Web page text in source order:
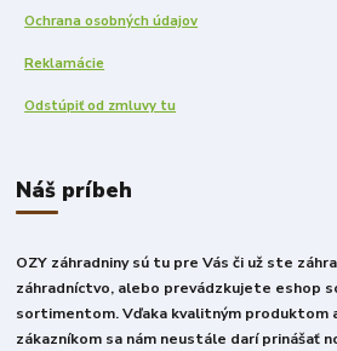
Ochrana osobných údajov
Reklamácie
Odstúpiť od zmluvy tu
Náš príbeh
OZY záhradniny sú tu pre Vás či už ste
záhradníctvo, alebo prevádzkujete eshop
sortimentom. Vďaka kvalitným produktom
zákazníkom sa nám neustále darí prinášať